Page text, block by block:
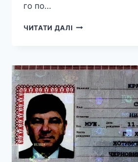
го по…
ЧИТАТИ ДАЛІ ПОМЕР
ГЕННАДІЙ
МОСКАЛЬ